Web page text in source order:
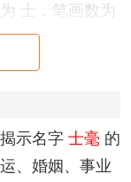
士 ，笔画数为
为毫，笔画数为
大吉。
示名字 士毫 的
、婚姻、事业